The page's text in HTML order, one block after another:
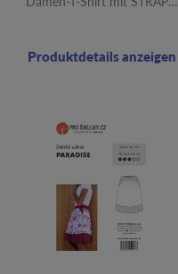
Produktdetails anzeigen